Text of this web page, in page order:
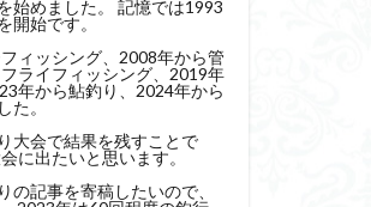
始めました。 記憶では1993
開始です。
ィッシング、2008年から管
ライフィッシング、2019年
年から鮎釣り、2024年から
た。
大会で結果を残すことで
に出たいと思います。
の記事を寄稿したいので、